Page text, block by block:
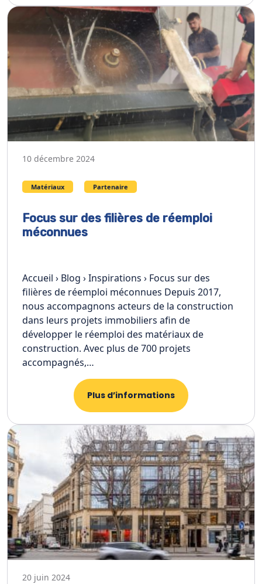
10 décembre 2024
Matériaux Partenaire
Focus sur des filières de réemploi
méconnues
Accueil › Blog › Inspirations › Focus sur des
filières de réemploi méconnues Depuis 2017,
nous accompagnons acteurs de la construction
dans leurs projets immobiliers afin de
développer le réemploi des matériaux de
construction. Avec plus de 700 projets
accompagnés,…
Plus d’informations
20 juin 2024